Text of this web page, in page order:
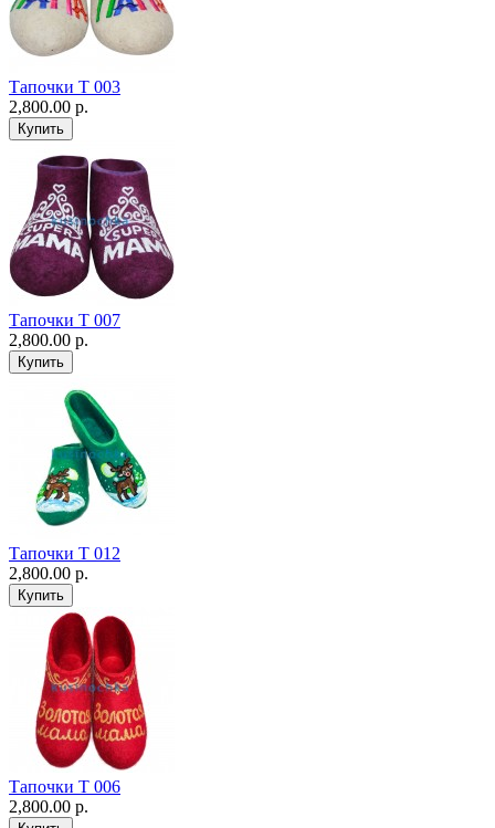
Тапочки Т 003
2,800.00 р.
Тапочки Т 007
2,800.00 р.
Тапочки Т 012
2,800.00 р.
Тапочки Т 006
2,800.00 р.